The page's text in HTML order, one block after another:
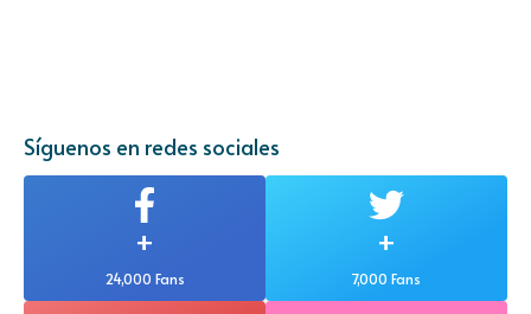
Síguenos en redes sociales
+
24,000 Fans
+
7,000 Fans